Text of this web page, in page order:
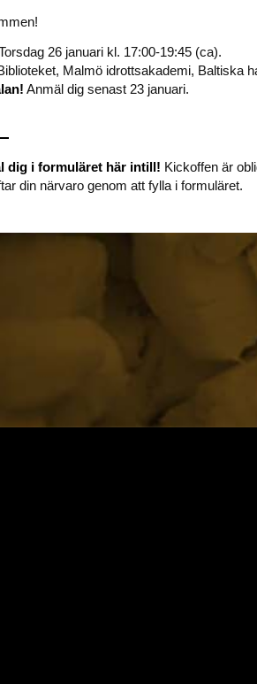
26 januari kl. 17:00-19:45 (ca).
Malmö idrottsakademi, Baltiska
Anmäl dig senast 23 januari.
dig i formuläret här intill! Kickoffen är
din närvaro genom att fylla i formuläret.